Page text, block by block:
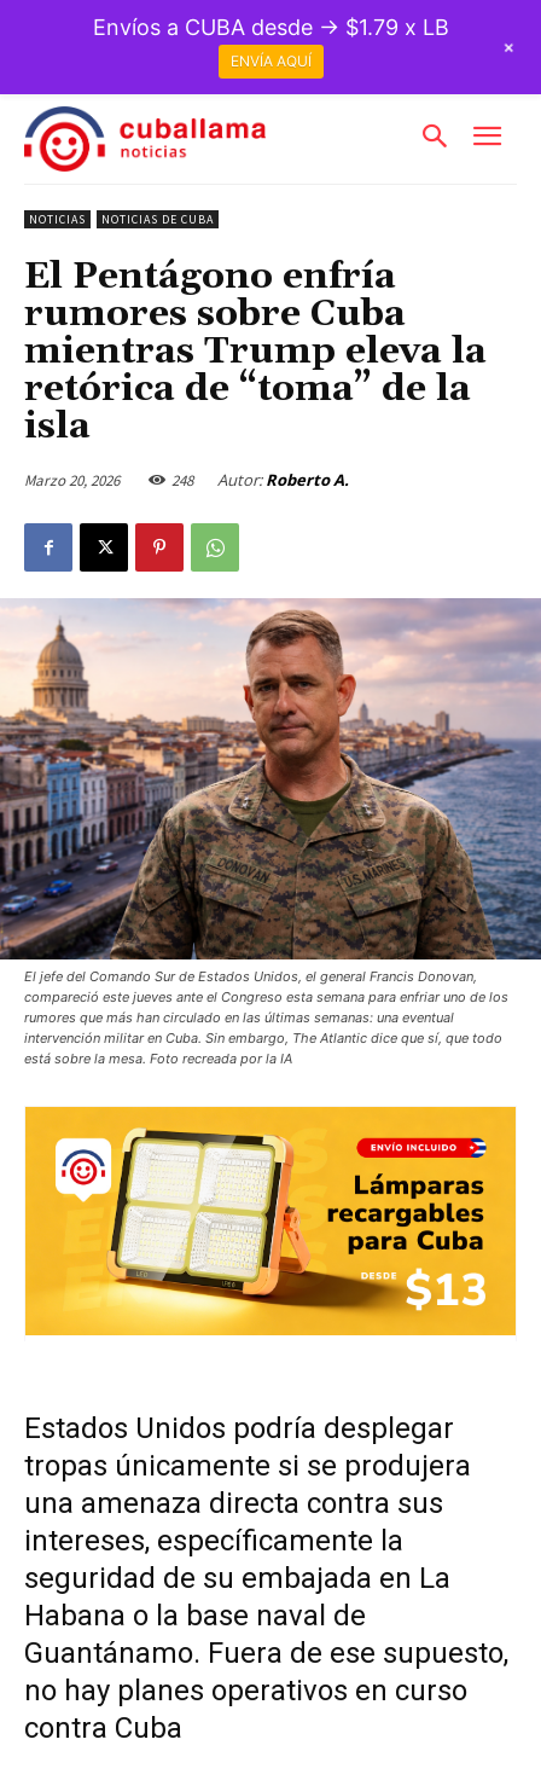
NOTICIAS NOTICIAS DE CUBA
El Pentágono enfría
rumores sobre Cuba
mientras Trump eleva la
retórica de “toma” de la
isla
Marzo 20, 2026 248 Autor: Roberto A.
El jefe del Comando Sur de Estados Unidos, el general Francis Donovan,
compareció este jueves ante el Congreso esta semana para enfriar uno de los
rumores que más han circulado en las últimas semanas: una eventual
intervención militar en Cuba. Sin embargo, The Atlantic dice que sí, que todo
está sobre la mesa. Foto recreada por la IA
Estados Unidos podría desplegar
tropas únicamente si se produjera
una amenaza directa contra sus
intereses, específicamente la
seguridad de su embajada en La
Habana o la base naval de
Guantánamo. Fuera de ese supuesto,
no hay planes operativos en curso
contra Cuba
Envíos a CUBA desde → $1.79 x LB
ENVÍA AQUÍ
+